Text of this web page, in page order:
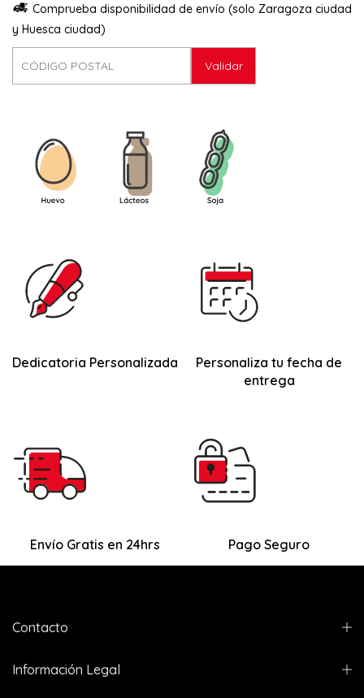
Comprueba disponibilidad de envío (solo Zaragoza ciudad
y Huesca ciudad)
Validar
Dedicatoria Personalizada
Personaliza tu fecha de
entrega
Envío Gratis en 24hrs Pago Seguro
Contacto
Información Legal